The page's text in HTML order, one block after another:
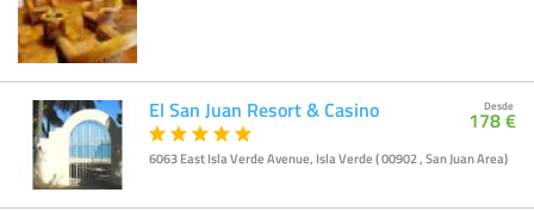
El San Juan Resort & Casino
6063 East Isla Verde Avenue, Isla Verde ( 00902 , San Juan Area)
Desde
178 €